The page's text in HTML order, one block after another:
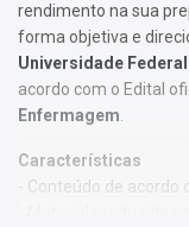
rendimento na sua
forma objetiva e
Universidade
acordo com o Edital
Enfermagem
Características
- Conteúdo de acordo
- Material produzido